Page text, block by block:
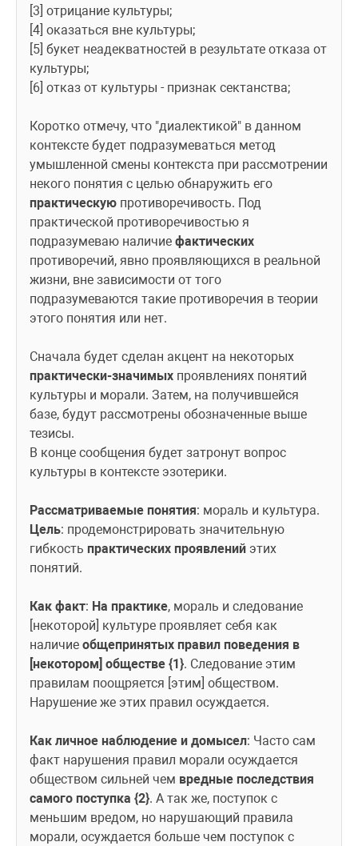
[3] отрицание культуры;
[4] оказаться вне культуры;
[5] букет неадекватностей в результате отказа от
культуры;
[6] отказ от культуры - признак сектанства;
Коротко отмечу, что "диалектикой" в данном
контексте будет подразумеваться метод
умышленной смены контекста при рассмотрении
практическую противоречивость. Под
практической противоречивостью я
подразумеваю наличие фактических
противоречий, явно проявляющихся в реальной
жизни, вне зависимости от того
подразумеваются такие противоречия в теории
этого понятия или нет.
практически-значимых проявлениях понятий
культуры и морали. Затем, на получившейся
базе, будут рассмотрены обозначенные выше
тезисы.
В конце сообщения будет затронут вопрос
культуры в контексте эзотерики.
Рассматриваемые понятия: мораль и культура.
Цель: продемонстрировать значительную
гибкость практических проявлений этих
понятий.
Как факт: На практике, мораль и следование
[некоторой] культуре проявляет себя как
наличие общепринятых правил поведения в
[некотором] обществе {1}. Следование этим
правилам поощряется [этим] обществом.
Нарушение же этих правил осуждается.
Как личное наблюдение и домысел: Часто сам
факт нарушения правил морали осуждается
обществом сильней чем вредные последствия
самого поступка {2}. А так же, поступок с
меньшим вредом, но нарушающий правила
морали, осуждается больше чем поступок с